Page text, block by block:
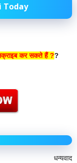
Today
कर सकते हैं ??
धन्यवाद